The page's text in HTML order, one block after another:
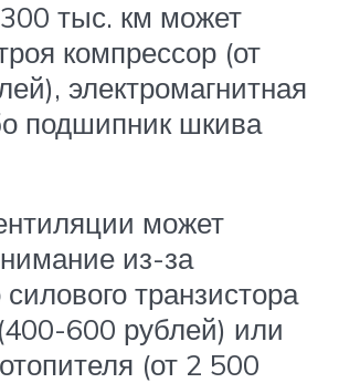
тыс. км может
компрессор (от
электромагнитная
подшипник шкива
может
из-за
транзистора
600 рублей) или
(от 2 500